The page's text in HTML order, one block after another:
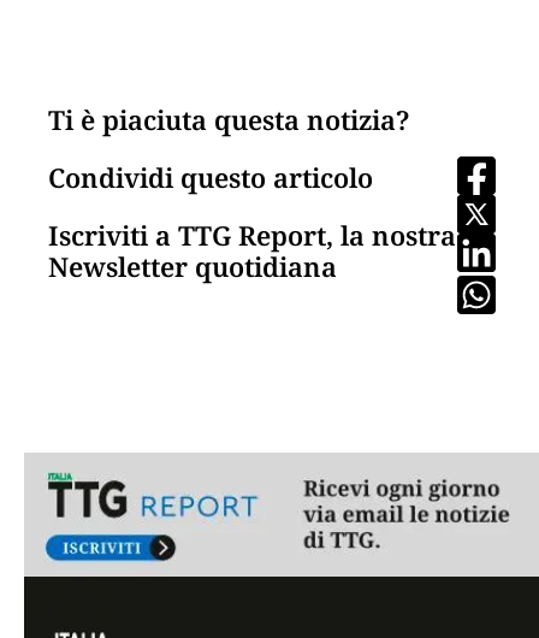
Ti è piaciuta questa notizia?
Condividi questo articolo
Iscriviti a TTG Report, la nostra
Newsletter quotidiana